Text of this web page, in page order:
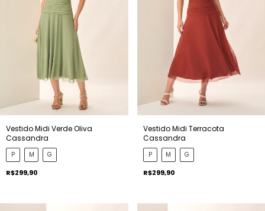
Vestido Midi Verde Oliva
Cassandra
P M G
R$299,90
Vestido Midi Terracota
Cassandra
P M G
R$299,90